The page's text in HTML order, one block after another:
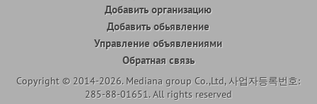
Добавить организацию
Добавить обьявление
Управление объявлениями
Обратная связь
Copyright © 2014-2026. Mediana group Co.,Ltd, 사업자등록번호:
285-88-01651. All rights reserved